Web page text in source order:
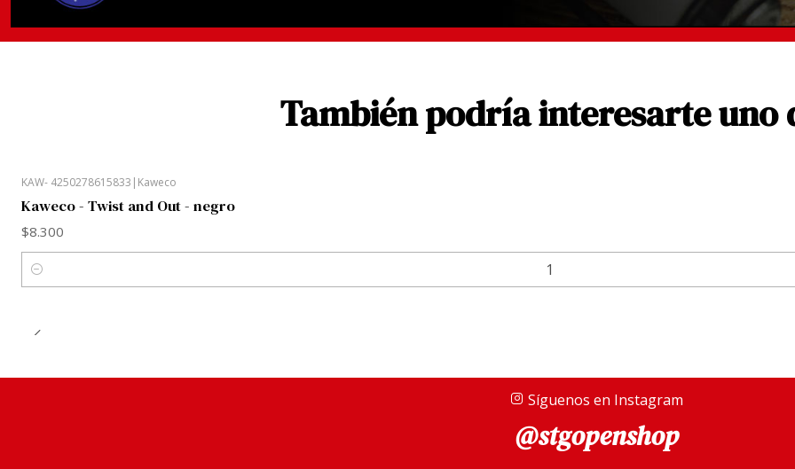
También podría interesarte uno
KAW- 4250278615833 | Kaweco
Kaweco - Twist and Out - negro
$8.300
Cantidad
Síguenos en Instagram
@stgopenshop